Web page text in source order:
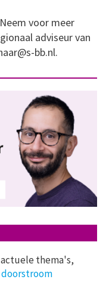
voor meer
adviseur van
bb.nl.
thema's,
doorstroom